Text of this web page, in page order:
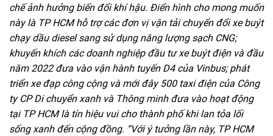
chế ảnh hưởng biến đổi khí hậu. Ðiển hình cho mong muốn
này là TP HCM hỗ trợ các đơn vị vận tải chuyển đổi xe buýt
chạy dầu diesel sang sử dụng năng lượng sạch CNG;
khuyến khích các doanh nghiệp đầu tư xe buýt điện và đầu
năm 2022 đưa vào vận hành tuyến D4 của Vinbus; phát
triển xe đạp công cộng và mới đây 500 taxi điện của Công
ty CP Di chuyển xanh và Thông minh đưa vào hoạt động
tại TP HCM là tín hiệu vui cho thành phố khi lan tỏa lối
sống xanh đến cộng đồng. “Với ý tưởng lần này, TP HCM